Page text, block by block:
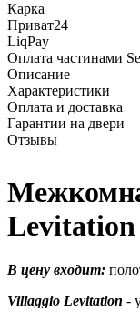
Карка
Приват24
LiqPay
Оплата частинами
Описание
Характеристики
Оплата и доставка
Гарантии на двери
Отзывы
Levitation
В цену входит:
Villaggio Levitation -